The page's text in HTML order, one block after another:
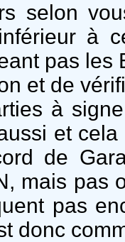
selon
à
pas
et de
à
et
de
mais pas
pas
donc